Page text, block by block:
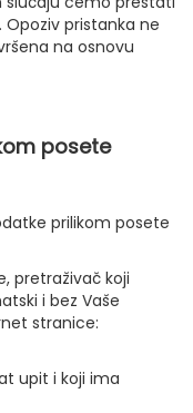
pristanka ne
na osnovu
posete
prilikom posete
pretraživač koji
i bez Vaše
stranice:
upit i koji ima